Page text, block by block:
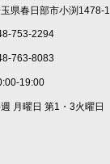
県春日部市小渕1478-1
753-2294
763-8083
19:00
月曜日 第1・3火曜日